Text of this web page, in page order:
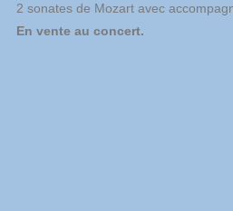
2 sonates de Mozart avec
En vente au concert.